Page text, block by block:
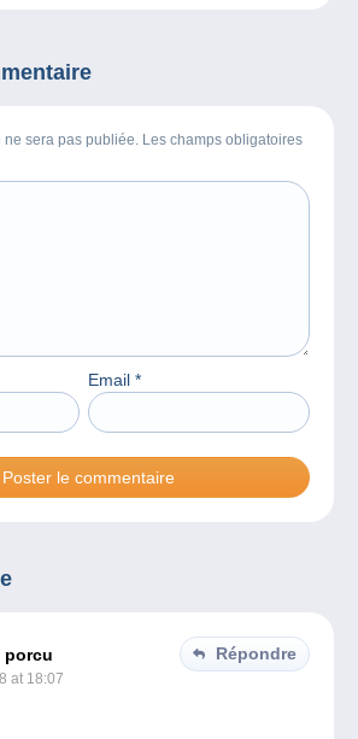
ne sera pas publiée. Les champs obligatoires
Email *
porcu
at 18:07
Répondre